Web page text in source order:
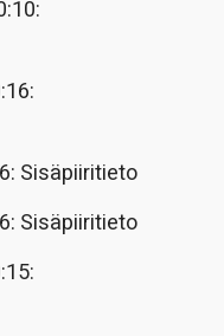
Sisäpiiritieto
Sisäpiiritieto